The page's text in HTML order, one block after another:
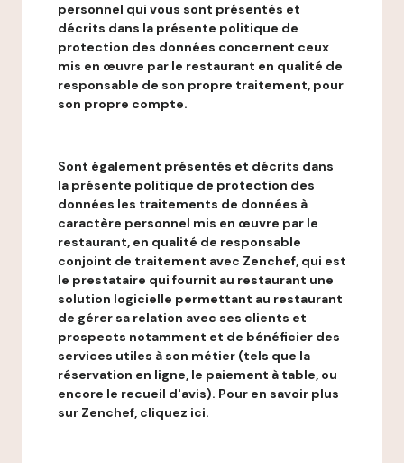
personnel qui vous sont présentés et
décrits dans la présente politique de
protection des données concernent ceux
mis en œuvre par le restaurant en qualité de
responsable de son propre traitement, pour
son propre compte.
Sont également présentés et décrits dans
la présente politique de protection des
données les traitements de données à
caractère personnel mis en œuvre par le
restaurant, en qualité de responsable
conjoint de traitement avec Zenchef, qui est
le prestataire qui fournit au restaurant une
solution logicielle permettant au restaurant
de gérer sa relation avec ses clients et
prospects notamment et de bénéficier des
services utiles à son métier (tels que la
réservation en ligne, le paiement à table, ou
encore le recueil d'avis). Pour en savoir plus
sur Zenchef, cliquez ici.